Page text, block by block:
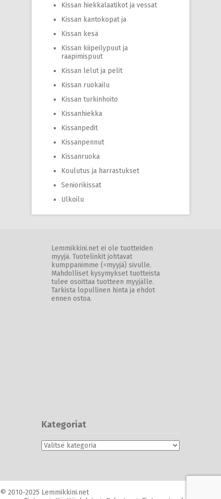
Kissan hiekkalaatikot ja vessat
Kissan kantokopat ja
Kissan kesä
Kissan kiipeilypuut ja
raapimispuut
Kissan lelut ja pelit
Kissan ruokailu
Kissan turkinhoito
Kissanhiekka
Kissanpedit
Kissanpennut
Kissanruoka
Koulutus ja harrastukset
Seniorikissat
Ulkoilu
Lemmikkini.net ei ole tuotteiden
myyjä. Tuotelinkit johtavat
kumppanimme (=myyjä) sivulle.
Mahdolliset kysymykset tuotteista
tulee osoittaa tuotteen myyjälle.
Tarkista lopullinen hinta ja ehdot
ennen ostoa.
Kategoriat
Kategoriat
© 2010-2025 Lemmikkini.net